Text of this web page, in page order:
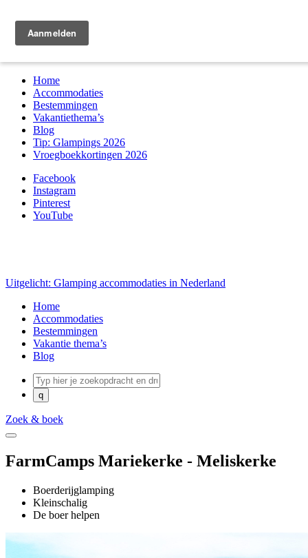
Home
Accommodaties
Bestemmingen
Vakantiethema’s
Blog
Tip: Glampings 2026
Vroegboekkortingen 2026
Facebook
Instagram
Pinterest
YouTube
Uitgelicht: Glamping accommodaties in Nederland
Home
Accommodaties
Bestemmingen
Vakantie thema’s
Blog
Zoek & boek
FarmCamps Mariekerke - Meliskerke
Boerderijglamping
Kleinschalig
De boer helpen